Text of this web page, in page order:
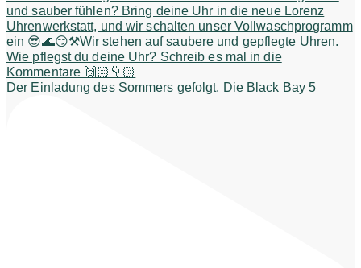
Der Einladung des Sommers gefolgt. Die Black Bay 5